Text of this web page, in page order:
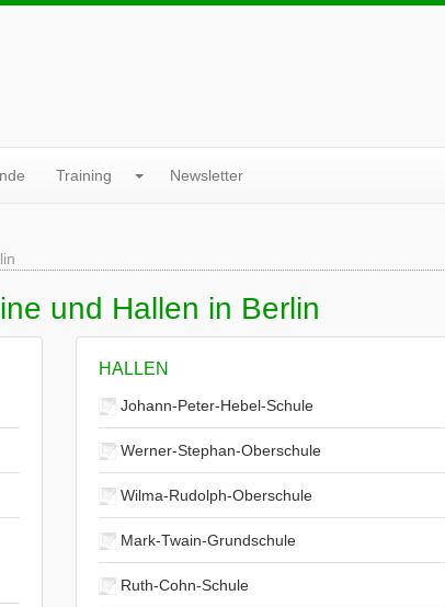
Training Newsletter
und Hallen in Berlin
HALLEN
Johann-Peter-Hebel-Schule
Werner-Stephan-Oberschule
Wilma-Rudolph-Oberschule
Mark-Twain-Grundschule
Ruth-Cohn-Schule